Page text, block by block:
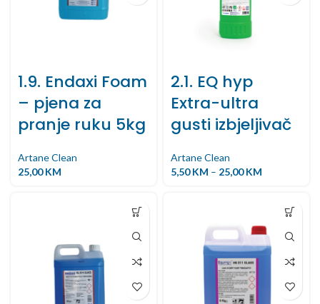
1.9. Endaxi Foam
– pjena za
pranje ruku 5kg
Artane Clean
25,00KM
2.1. EQ hyp
Extra-ultra
gusti izbjeljivač
Artane Clean
5,50KM – 25,00KM